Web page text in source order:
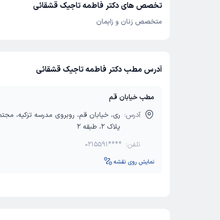
تخصص های دکتر فاطمه تاجیک قشقائی
متخصص زنان و زایمان
آدرس مطب دکتر فاطمه تاجیک قشقائی
مطب خیابان قم
آدرس: ری، خیابان قم، روبروی مدرسه تزکیه،
پلاک 2، طبقه 2
تلفن: 0215591****
نمایش روی نقشه